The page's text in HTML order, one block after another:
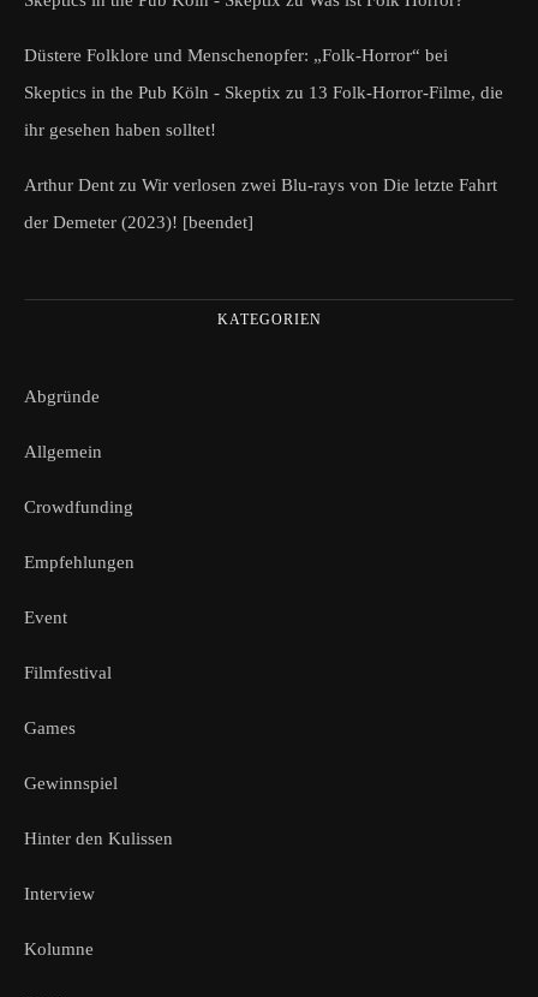
Düstere Folklore und Menschenopfer: „Folk-Horror“ bei
Skeptics in the Pub Köln - Skeptix zu 13 Folk-Horror-Filme, die
ihr gesehen haben solltet!
Arthur Dent zu Wir verlosen zwei Blu-rays von Die letzte Fahrt
der Demeter (2023)! [beendet]
KATEGORIEN
Abgründe
Allgemein
Crowdfunding
Empfehlungen
Event
Filmfestival
Games
Gewinnspiel
Hinter den Kulissen
Interview
Kolumne